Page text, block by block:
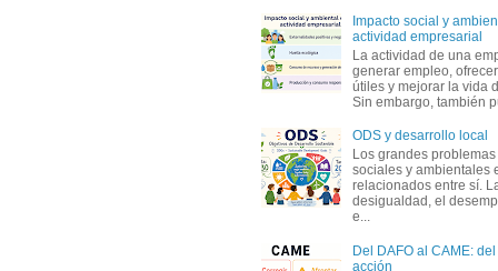
Impacto social y
actividad empresarial
La actividad de una
generar empleo,
útiles y mejorar la vida
Sin embargo, también
ODS y desarrollo local
Los grandes
sociales y ambientales
relacionados entre sí.
desigualdad, el
e...
Del DAFO al CAME:
acción